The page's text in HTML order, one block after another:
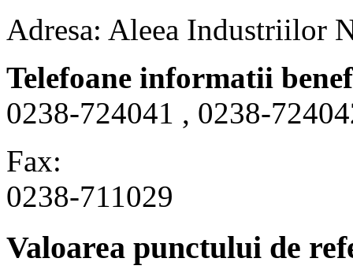
Adresa: Aleea Industriilor
Telefoane informatii
0238-724041 , 0238-
Fax:
0238-711029
Valoarea punctului de